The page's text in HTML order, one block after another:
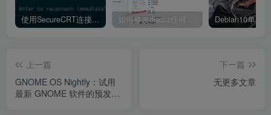
使用SecureCRT连接Ubuntu20.04报错：Key exchange failed. No compatible key exchange method. 如何修改discuz任何模板的编辑器默认字体类型和默认字体大小
上一篇
GNOME OS Nightly：试用
最新 GNOME 软件的预发布
下一篇
无更多文章